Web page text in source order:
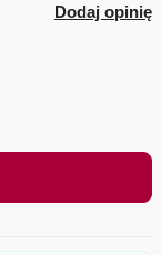
Dodaj opinię